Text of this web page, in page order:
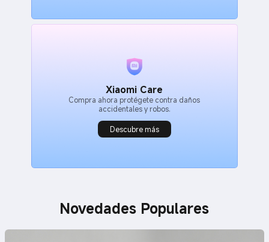
Xiaomi Care
Compra ahora protégete contra daños
accidentales y robos.
Descubre más
Novedades Populares